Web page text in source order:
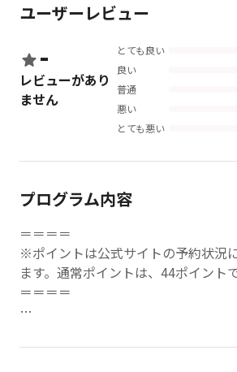
ユーザーレビュー
-
レビューがあり
ません
とても良い
良い
普通
悪い
とても悪い
プログラム内容
＝＝＝＝
※ポイントは公式サイトの予約状況
ます。通常ポイントは、44ポイントで
＝＝＝＝
◆クラス詳細: